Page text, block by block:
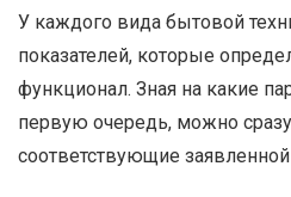
У каждого вида бытовой
показателей, которые
функционал. Зная на какие
первую очередь, можно
соответствующие